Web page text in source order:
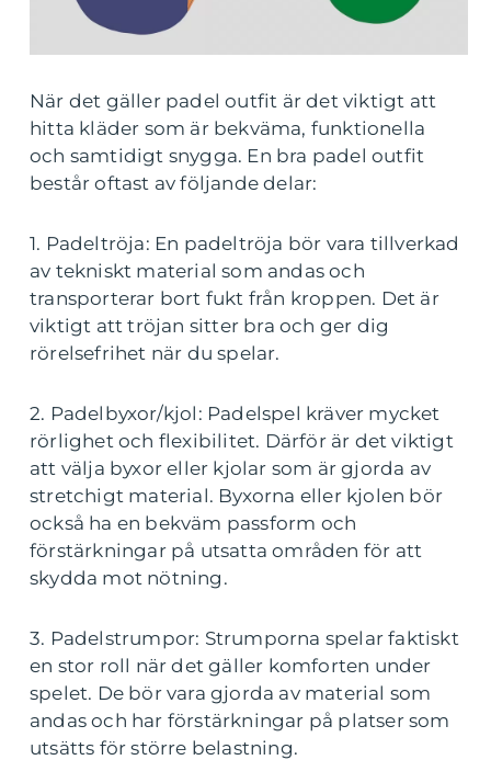
När det gäller padel outfit är det viktigt att
hitta kläder som är bekväma, funktionella
och samtidigt snygga. En bra padel outfit
består oftast av följande delar:
1. Padeltröja: En padeltröja bör vara tillverkad
av tekniskt material som andas och
transporterar bort fukt från kroppen. Det är
viktigt att tröjan sitter bra och ger dig
rörelsefrihet när du spelar.
2. Padelbyxor/kjol: Padelspel kräver mycket
rörlighet och flexibilitet. Därför är det viktigt
att välja byxor eller kjolar som är gjorda av
stretchigt material. Byxorna eller kjolen bör
också ha en bekväm passform och
förstärkningar på utsatta områden för att
skydda mot nötning.
3. Padelstrumpor: Strumporna spelar faktiskt
en stor roll när det gäller komforten under
spelet. De bör vara gjorda av material som
andas och har förstärkningar på platser som
utsätts för större belastning.